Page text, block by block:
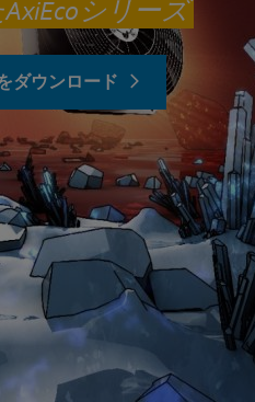
シリーズ
ダウンロード